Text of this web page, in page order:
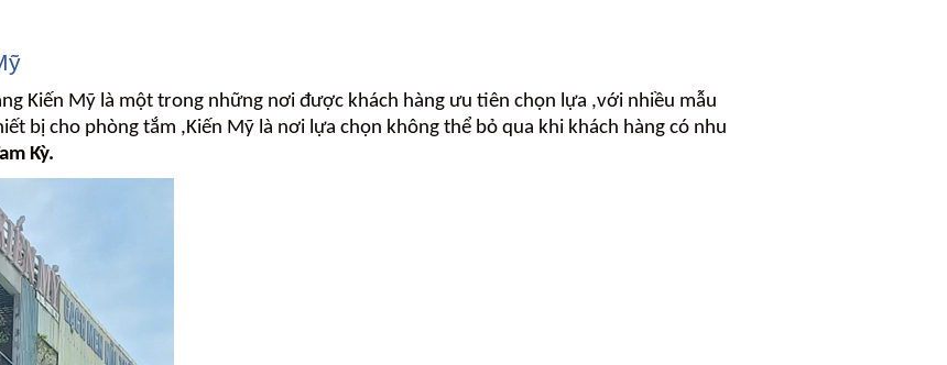
Kiến Mỹ là một trong những nơi được khách hàng ưu tiên chọn lựa ,với nhiều mẫu
bị cho phòng tắm ,Kiến Mỹ là nơi lựa chọn không thể bỏ qua khi khách hàng có nhu
Kỳ.